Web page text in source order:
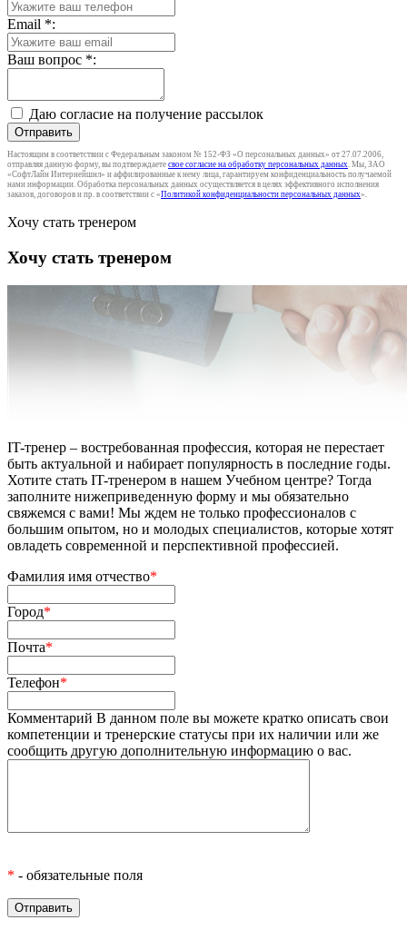
Email *:
Ваш вопрос *:
Даю согласие на получение рассылок
Отправить
Настоящим в соответствии с Федеральным законом № 152-ФЗ «О персональных данных» от 27.07.2006,
отправляя данную форму, вы подтверждаете свое согласие на обработку персональных данных. Мы, ЗАО
«СофтЛайн Интернейшнл» и аффилированные к нему лица, гарантируем конфиденциальность получаемой
нами информации. Обработка персональных данных осуществляется в целях эффективного исполнения
заказов, договоров и пр. в соответствии с «Политикой конфиденциальности персональных данных».
Хочу стать тренером
Хочу стать тренером
IT-тренер – востребованная профессия, которая не перестает
быть актуальной и набирает популярность в последние годы.
Хотите стать IT-тренером в нашем Учебном центре? Тогда
заполните нижеприведенную форму и мы обязательно
свяжемся с вами! Мы ждем не только профессионалов с
большим опытом, но и молодых специалистов, которые хотят
овладеть современной и перспективной профессией.
Фамилия имя отчество*
Город*
Почта*
Телефон*
Комментарий В данном поле вы можете кратко описать свои
компетенции и тренерские статусы при их наличии или же
сообщить другую дополнительную информацию о вас.
* - обязательные поля